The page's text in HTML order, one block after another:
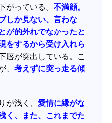
がっている。 不満顔。
しか見ない、言わな
が的外れでなかったと
をするから受け入れら
唇が突出している。こ
、 考えずに突っ走る傾
が浅く、 愛情に縁がな
く、また、これまでた